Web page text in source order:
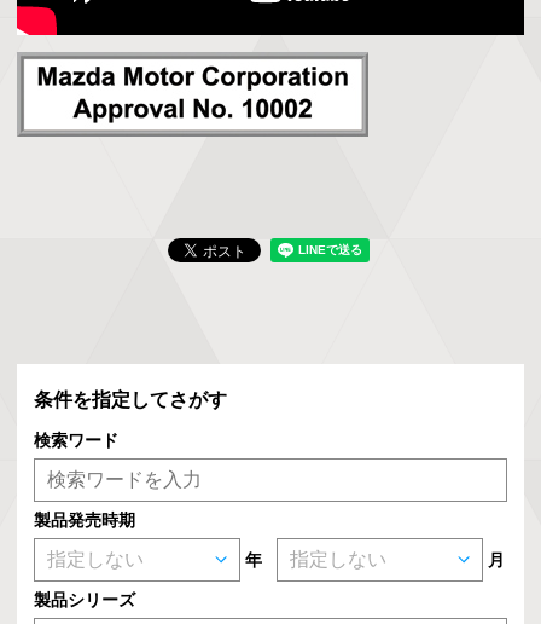
条件を指定してさがす
検索ワード
製品発売時期
年 月
製品シリーズ